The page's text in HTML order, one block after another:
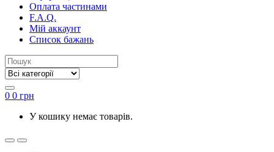
Оплата частинами
F.A.Q.
Мій аккаунт
Список бажань
0 0 грн
У кошику немає товарів.